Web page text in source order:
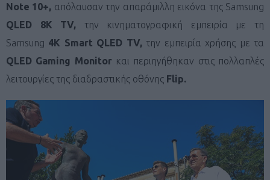
Note 10+, απόλαυσαν την απαράμιλλη εικόνα της Samsung
QLED 8K TV, την κινηματογραφική εμπειρία με τη
Samsung 4K Smart QLED TV, την εμπειρία χρήσης με τα
QLED Gaming Monitor και περιηγήθηκαν στις πολλαπλές
λειτουργίες της διαδραστικής οθόνης Flip.